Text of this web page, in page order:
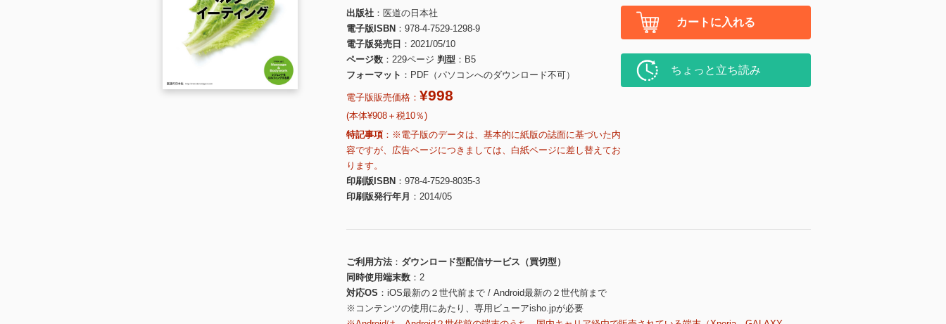
出版社
医道の日本社
電子版ISBN
978-4-7529-1298-9
電子版発売日
2021/05/10
ページ数
229ページ 判型
B5
フォーマット
PDF（パソコンへのダウンロード不可）
電子版販売価格： ¥998
(本体¥908＋税10％)
特記事項
※電子版のデータは、基本的に紙版の誌面に基づいた内
容ですが、広告ページにつきましては、白紙ページに差し替えてお
ります。
印刷版ISBN
978-4-7529-8035-3
印刷版発行年月
2014/05
カートに入れる
ちょっと立ち読み
ご利用方法
ダウンロード型配信サービス（買切型）
同時使用端末数
2
対応OS
iOS最新の２世代前まで / Android最新の２世代前まで
※コンテンツの使用にあたり、専用ビューアisho.jpが必要